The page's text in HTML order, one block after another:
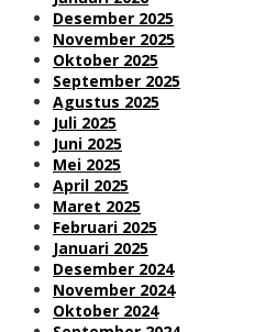
Desember 2025
November 2025
Oktober 2025
September 2025
Agustus 2025
Juli 2025
Juni 2025
Mei 2025
April 2025
Maret 2025
Februari 2025
Januari 2025
Desember 2024
November 2024
Oktober 2024